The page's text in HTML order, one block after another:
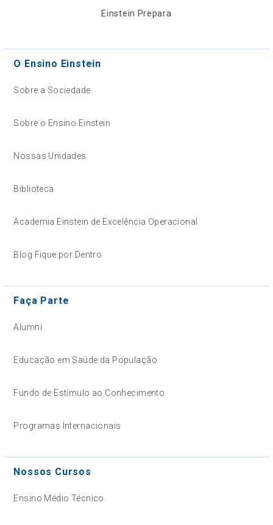
Einstein Prepara
O Ensino Einstein
Sobre a Sociedade
Sobre o Ensino Einstein
Nossas Unidades
Biblioteca
Academia Einstein de Excelência Operacional
Blog Fique por Dentro
Faça Parte
Alumni
Educação em Saúde da População
Fundo de Estímulo ao Conhecimento
Programas Internacionais
Nossos Cursos
Ensino Médio Técnico